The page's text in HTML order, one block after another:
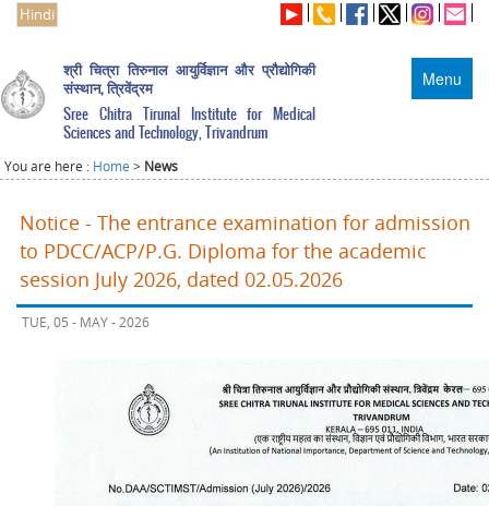
Hindi
Menu
श्री चित्रा तिरुनाल आयुर्विज्ञान और प्रौद्योगिकी
संस्थान, त्रिवेंद्रम
Sree Chitra Tirunal Institute for Medical
Sciences and Technology, Trivandrum
You are here : Home > News
Notice - The entrance examination for admission
to PDCC/ACP/P.G. Diploma for the academic
session July 2026, dated 02.05.2026
TUE, 05 - MAY - 2026